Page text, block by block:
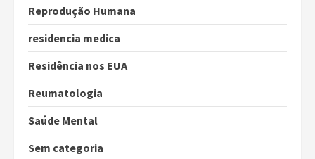
Reprodução Humana
residencia medica
Residência nos EUA
Reumatologia
Saúde Mental
Sem categoria